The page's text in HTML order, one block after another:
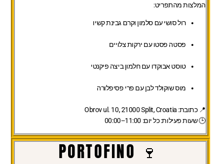
המלצות מהתפריט:
רול סושי עם סלמון וקרם גבינת קשיו
פסטה פסטו עם ירקות צלויים
טוסט אבוקדו עם חלמון ביצה פיקנטי
מוס שוקולד לבן עם פרי פסיפלורה
📍 כתובת: Obrov ul. 10, 21000 Split, Croatia
🕒 שעות פעילות: כל יום: 11:00–00:00
🍷 PORTOFINO